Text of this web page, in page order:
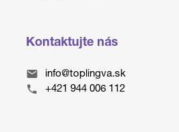
Kontaktujte nás
info@toplingva.sk
+421 944 006 112